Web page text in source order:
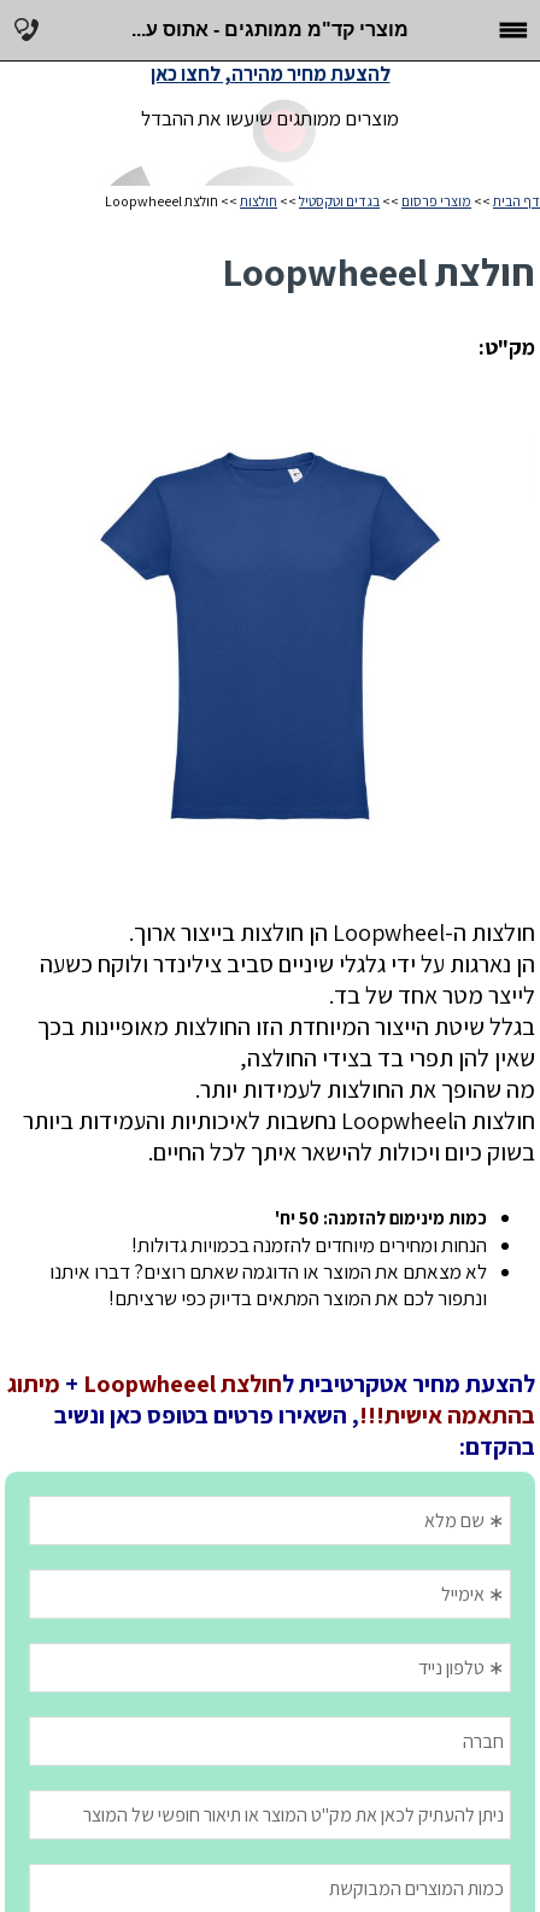
מוצרי קד"מ ממותגים - אתוס ע...
מוצרים ממותגים שיעשו את ההבדל
להצעת מחיר מהירה, לחצו כאן
דף הבית >> מוצרי פרסום >> בגדים וטקסטיל >> חולצות >> חולצת Loopwheeel
חולצת Loopwheeel
מק"ט:
חולצות ה-Loopwheel הן חולצות בייצור ארוך.
הן נארגות על ידי גלגלי שיניים סביב צילינדר ולוקח כשעה
לייצר מטר אחד של בד.
בגלל שיטת הייצור המיוחדת הזו החולצות מאופיינות בכך
שאין להן תפרי בד בצידי החולצה,
מה שהופך את החולצות לעמידות יותר.
חולצות הLoopwheel נחשבות לאיכותיות והעמידות ביותר
בשוק כיום ויכולות להישאר איתך לכל החיים.
כמות מינימום להזמנה: 50 יח'
הנחות ומחירים מיוחדים להזמנה בכמויות גדולות!
לא מצאתם את המוצר או הדוגמה שאתם רוצים? דברו איתנו
ונתפור לכם את המוצר המתאים בדיוק כפי שרציתם!
להצעת מחיר אטקרטיבית לחולצת Loopwheeel + מיתוג
בהתאמה אישית!!!, השאירו פרטים בטופס כאן ונשיב
בהקדם: